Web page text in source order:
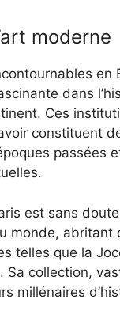
moderne
en
dans
Ces
constituent
passées
est sans
monde,
telles que la
Sa collection,
millénaires